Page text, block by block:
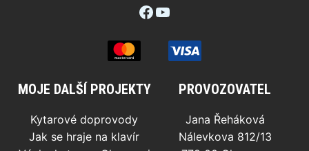
Facebook
YouTube
MOJE DALŠÍ PROJEKTY
Kytarové doprovody
Jak se hraje na klavír
PROVOZOVATEL
Jana Řeháková
Nálevkova 812/13